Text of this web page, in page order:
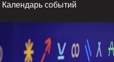
Календарь событий